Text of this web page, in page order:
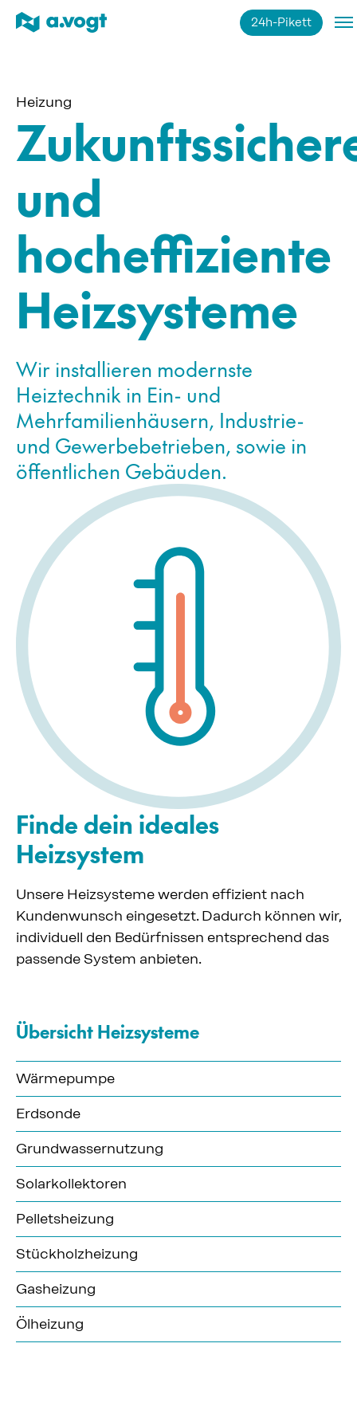
24h-Pikett
Impressum Datenschutz
Heizung
und
hocheffiziente
Heizsysteme
Wir installieren modernste
Heiztechnik in Ein- und
Mehrfamilienhäusern, Industrie-
und Gewerbebetrieben, sowie in
öffentlichen Gebäuden.
Finde dein ideales
Heizsystem
Unsere Heizsysteme werden effizient nach
Kundenwunsch eingesetzt. Dadurch können wir,
individuell den Bedürfnissen entsprechend das
passende System anbieten.
Übersicht Heizsysteme
Wärmepumpe
Erdsonde
Grundwassernutzung
Solarkollektoren
Pelletsheizung
Stückholzheizung
Gasheizung
Ölheizung